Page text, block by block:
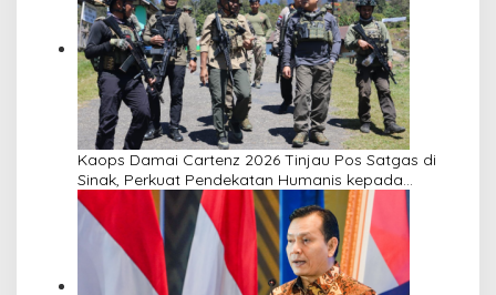
Kaops Damai Cartenz 2026 Tinjau Pos Satgas di
Sinak, Perkuat Pendekatan Humanis kepada
Masyarakat